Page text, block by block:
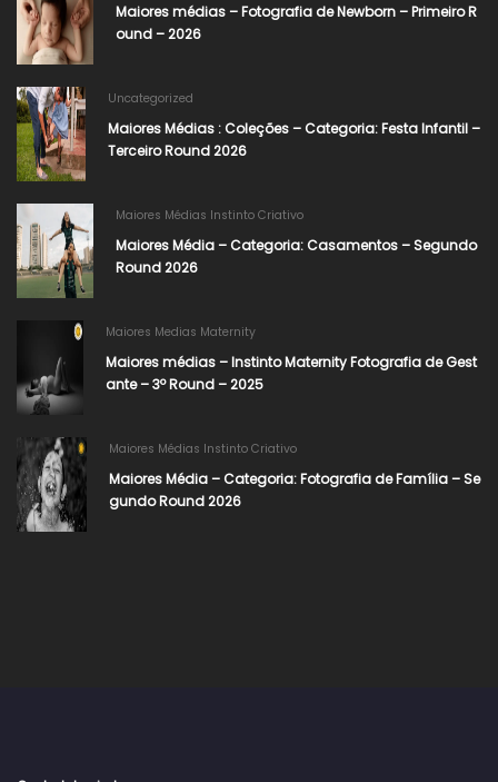
Maiores médias – Fotografia de Newborn – Primeiro R
ound – 2026
Uncategorized
Maiores Médias : Coleções – Categoria: Festa Infantil –
Terceiro Round 2026
Maiores Médias Instinto Criativo
Maiores Média – Categoria: Casamentos – Segundo
Round 2026
Maiores Medias Maternity
Maiores médias – Instinto Maternity Fotografia de Gest
ante – 3º Round – 2025
Maiores Médias Instinto Criativo
Maiores Média – Categoria: Fotografia de Família – Se
gundo Round 2026​